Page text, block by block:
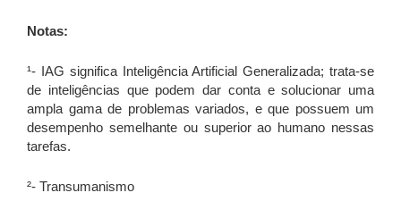
Notas:
¹- IAG significa Inteligência Artificial Generalizada; trata-se
de inteligências que podem dar conta e solucionar uma
ampla gama de problemas variados, e que possuem um
desempenho semelhante ou superior ao humano nessas
tarefas.
²- Transumanismo